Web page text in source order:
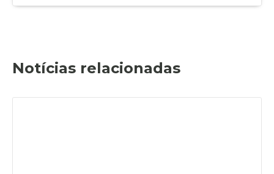
Notícias relacionadas